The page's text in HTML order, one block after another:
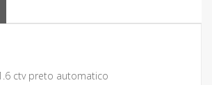
ctv preto automatico